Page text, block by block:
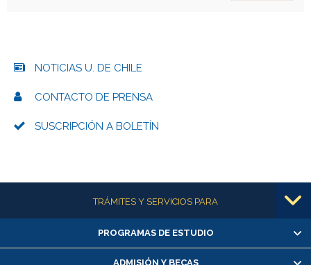
NOTICIAS U. DE CHILE
CONTACTO DE PRENSA
SUSCRIPCIÓN A BOLETÍN
Más informaciónTRÁMITES Y SERVICIOS PARA
Alumnas/os y exalumnas/os
Matrícula en línea
PROGRAMAS DE ESTUDIO
ADMISIÓN Y BECAS